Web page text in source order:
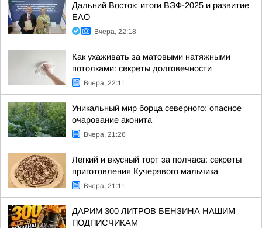
Дальний Восток: итоги ВЭФ-2025 и развитие
ЕАО
Вчера, 22:18
Как ухаживать за матовыми натяжными
потолками: секреты долговечности
Вчера, 22:11
Уникальный мир борца северного: опасное
очарование аконита
Вчера, 21:26
Легкий и вкусный торт за полчаса: секреты
приготовления Кучерявого мальчика
Вчера, 21:11
ДАРИМ 300 ЛИТРОВ БЕНЗИНА НАШИМ
ПОДПИСЧИКАМ